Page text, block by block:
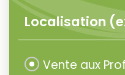
Vente aux